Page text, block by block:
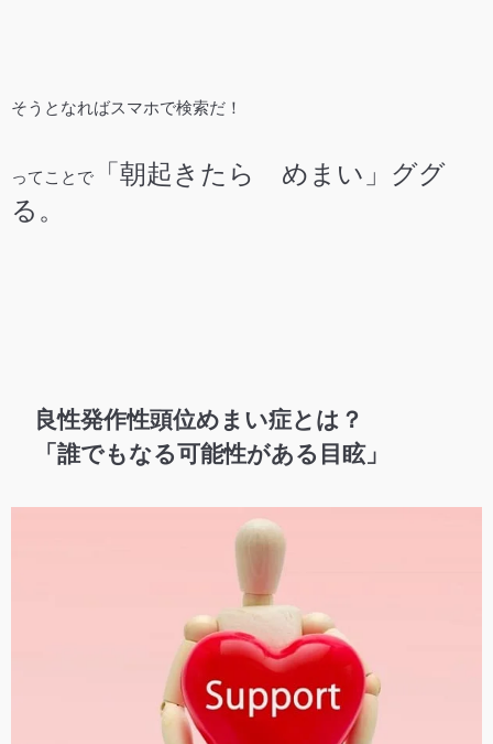
そうとなればスマホで検索だ！
ってことで
「朝起きたら めまい」ググ
る。
良性発作性頭位めまい症とは？
「誰でもなる可能性がある目眩」